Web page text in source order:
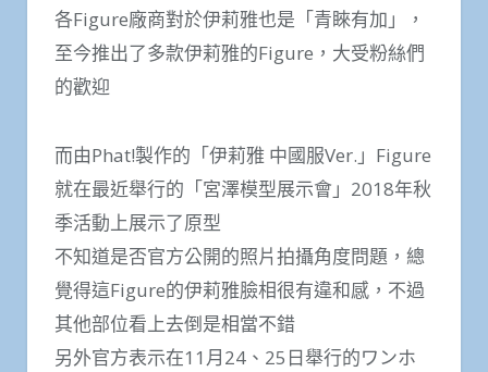
各Figure廠商對於伊莉雅也是「青睞有加」，
至今推出了多款伊莉雅的Figure，大受粉絲們
的歡迎
而由Phat!製作的「伊莉雅 中國服Ver.」Figure
就在最近舉行的「宮澤模型展示會」2018年秋
季活動上展示了原型
不知道是否官方公開的照片拍攝角度問題，總
覺得這Figure的伊莉雅臉相很有違和感，不過
其他部位看上去倒是相當不錯
另外官方表示在11月24、25日舉行的ワンホ